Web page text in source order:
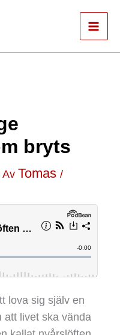
bryts
Av Tomas /
lova sig själv en
att livet ska vända